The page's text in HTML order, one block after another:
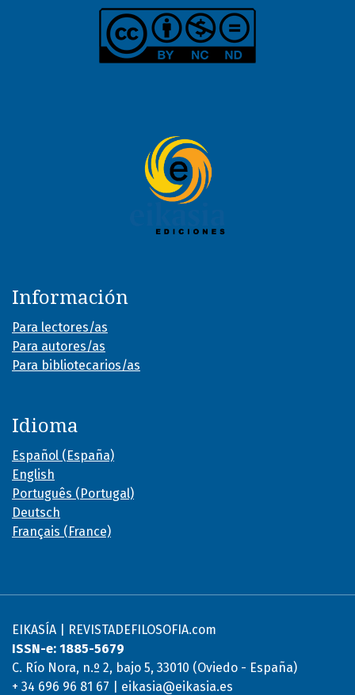
Información
Para lectores/as
Para autores/as
Para bibliotecarios/as
Idioma
Español (España)
English
Português (Portugal)
Deutsch
Français (France)
EIKASÍA | REVISTADEFILOSOFIA.com
ISSN-e: 1885-5679
C. Río Nora, n.º 2, bajo 5, 33010 (Oviedo - España)
+ 34 696 96 81 67 | eikasia@eikasia.es